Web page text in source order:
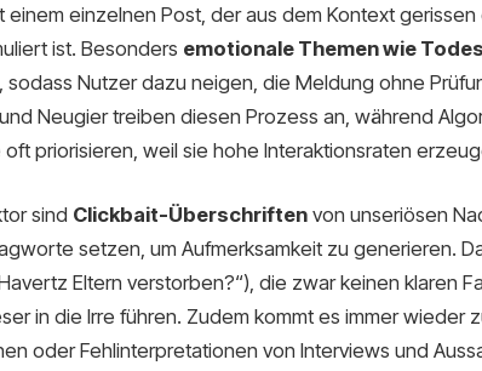
einem einzelnen Post, der aus dem Kontext
ist. Besonders emotionale Themen wie
sodass Nutzer dazu neigen, die Meldung ohne
Neugier treiben diesen Prozess an, während
priorisieren, weil sie hohe Interaktionsraten
sind Clickbait-Überschriftenvon unseriösen
setzen, um Aufmerksamkeit zu generieren.
Eltern verstorben?“), die zwar keinen klaren
in die Irre führen. Zudem kommt es immer wieder
oder Fehlinterpretationen von Interviews und